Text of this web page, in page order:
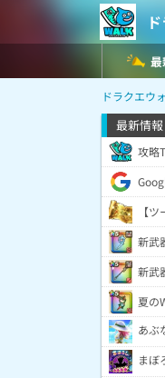
ドラクエウ
最新情報
攻略
【
新武
新武
夏の
あぶ
まぼ